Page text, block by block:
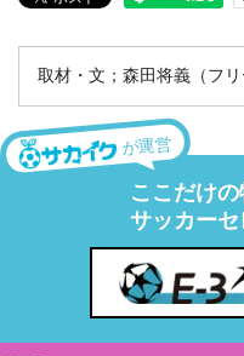
取材・文；森田将義（フ
が運営
ここだけ
サッカーセ